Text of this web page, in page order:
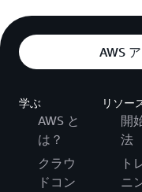
AWS
学ぶ
AWS と
は？
クラウ
ドコン
リソー
開
法
ト
ニ